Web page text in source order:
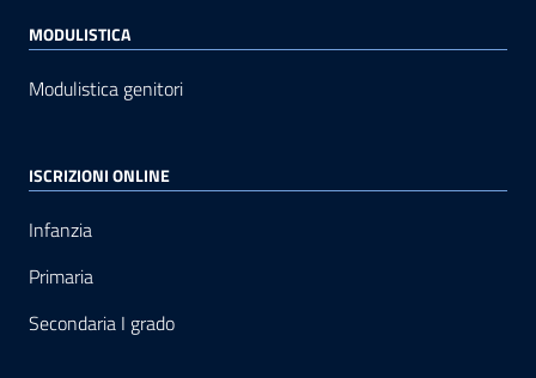
MODULISTICA
Modulistica genitori
ISCRIZIONI ONLINE
Infanzia
Primaria
Secondaria I grado